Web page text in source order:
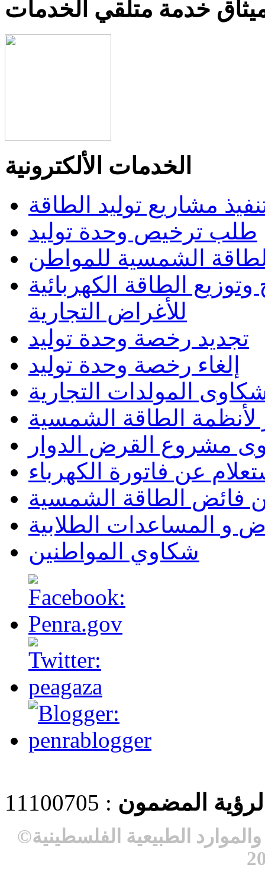
خدمة متلقي الخدمات
الخدمات الألكترونية
مشاريع توليد الطاقة
طلب ترخيص وحدة توليد
الشمسية للمواطن
الطاقة الكهربائية
للأغراض التجارية
تجديد رخصة وحدة توليد
إلغاء رخصة وحدة توليد
المولدات التجارية
الطاقة الشمسية
مشروع القرض الدوار
عن فاتورة الكهرباء
فائض الطاقة الشمسية
و المساعدات الطلابية
شكاوي المواطنين
المضمون : 11100705
©الطبيعية الفلسطينية